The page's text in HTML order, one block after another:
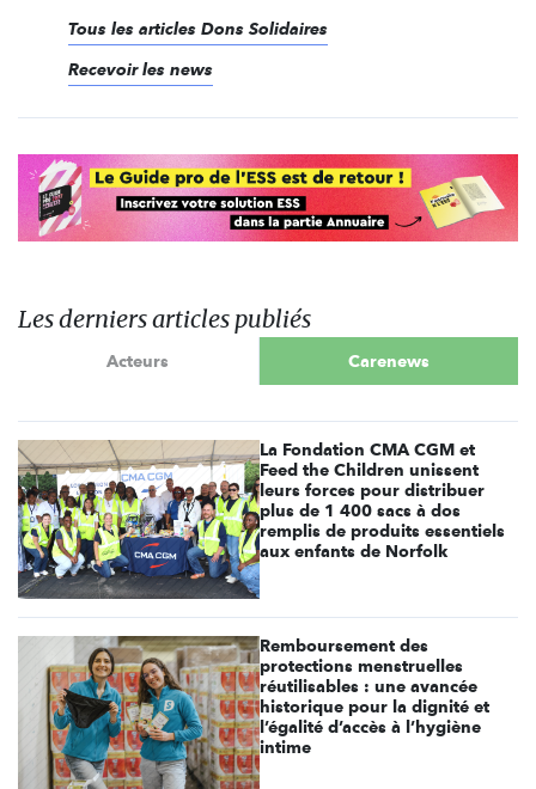
Tous les articles Dons Solidaires
Recevoir les news
Les derniers articles publiés
Acteurs Carenews
La Fondation CMA CGM et
Feed the Children unissent
leurs forces pour distribuer
plus de 1 400 sacs à dos
remplis de produits essentiels
aux enfants de Norfolk
Remboursement des
protections menstruelles
réutilisables : une avancée
historique pour la dignité et
l’égalité d’accès à l’hygiène
intime